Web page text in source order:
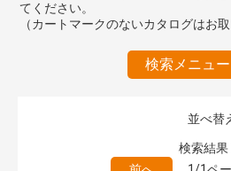
てください。
（カートマークのないカタログはお
検索メニュー
絞り込みの
並べ替
検索結果